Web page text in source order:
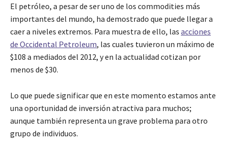
El petróleo, a pesar de ser uno de los commodities más
importantes del mundo, ha demostrado que puede llegar a
caer a niveles extremos. Para muestra de ello, las acciones
de Occidental Petroleum, las cuales tuvieron un máximo de
$108 a mediados del 2012, y en la actualidad cotizan por
menos de $30.
Lo que puede significar que en este momento estamos ante
una oportunidad de inversión atractiva para muchos;
aunque también representa un grave problema para otro
grupo de individuos.